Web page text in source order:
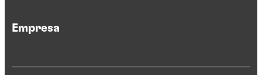
Empresa